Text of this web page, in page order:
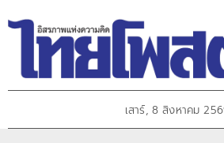
เสาร์, 8 สิงหาคม